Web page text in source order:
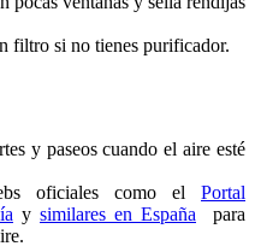
filtro si no tienes purificador.
y paseos cuando el aire esté
oficiales como el Portal
y similares en España para